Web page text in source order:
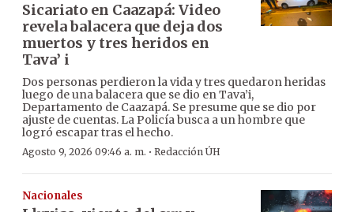
Sicariato en Caazapá: Video
revela balacera que deja dos
muertos y tres heridos en
Tava’ i
Dos personas perdieron la vida y tres quedaron heridas
luego de una balacera que se dio en Tava’i,
Departamento de Caazapá. Se presume que se dio por
ajuste de cuentas. La Policía busca a un hombre que
logró escapar tras el hecho.
Agosto 9, 2026 09:46 a. m. · Redacción ÚH
Nacionales